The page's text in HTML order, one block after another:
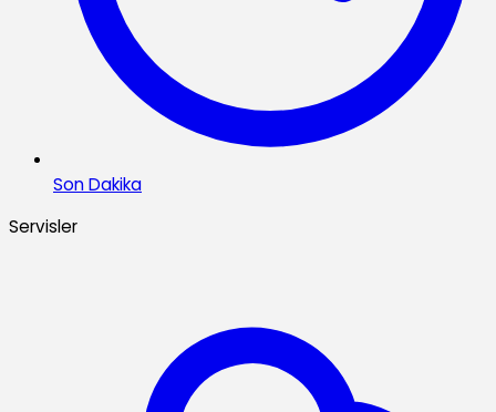
Son Dakika
Servisler